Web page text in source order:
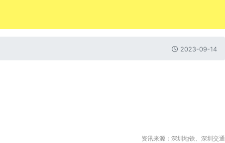
2023-09-14
资讯来源：深圳地铁、深圳交通